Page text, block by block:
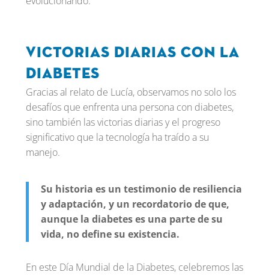
Victorias diarias con la
diabetes
Gracias al relato de Lucía, observamos no solo los
desafíos que enfrenta una persona con diabetes,
sino también las victorias diarias y el progreso
significativo que la tecnología ha traído a su
manejo.
Su historia es un testimonio de resiliencia
y adaptación, y un recordatorio de que,
aunque la diabetes es una parte de su
vida, no define su existencia.
En este Día Mundial de la Diabetes, celebremos las